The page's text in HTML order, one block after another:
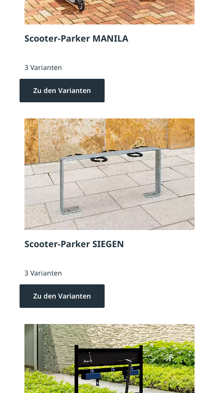
Scooter-Parker MANILA
3 Varianten
Zu den Varianten
Scooter-Parker SIEGEN
3 Varianten
Zu den Varianten